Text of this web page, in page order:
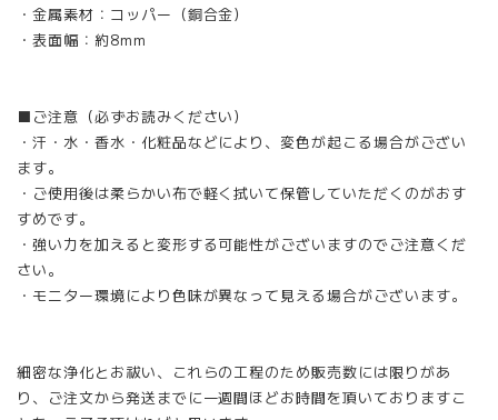
・金属素材：コッパー（銅合金）
・表面幅：約8mm
■ご注意（必ずお読みください）
・汗・水・香水・化粧品などにより、変色が起こる場合がござい
ます。
・ご使用後は柔らかい布で軽く拭いて保管していただくのがおす
すめです。
・強い力を加えると変形する可能性がございますのでご注意くだ
さい。
・モニター環境により色味が異なって見える場合がございます。
細密な浄化とお祓い、これらの工程のため販売数には限りがあ
り、ご注文から発送までに一週間ほどお時間を頂いておりますこ